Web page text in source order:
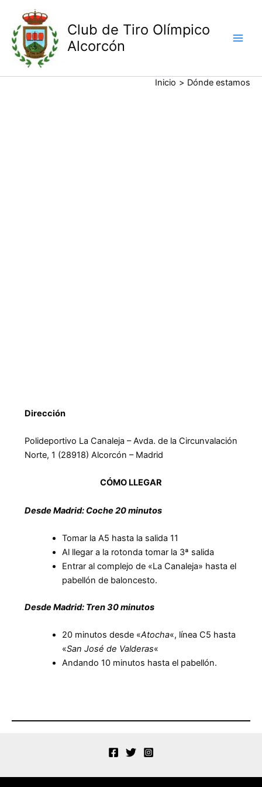
contenido
Club de Tiro Olímpico
Alcorcón
Inicio Dónde estamos
Dirección
Polideportivo La Canaleja – Avda. de la Circunvalación
Norte, 1 (28918) Alcorcón – Madrid
CÓMO LLEGAR
Desde Madrid: Coche 20 minutos
Tomar la A5 hasta la salida 11
Al llegar a la rotonda tomar la 3ª salida
Entrar al complejo de «La Canaleja» hasta el
pabellón de baloncesto.
Desde Madrid: Tren 30 minutos
20 minutos desde «Atocha«, línea C5 hasta
«San José de Valderas«
Andando 10 minutos hasta el pabellón.